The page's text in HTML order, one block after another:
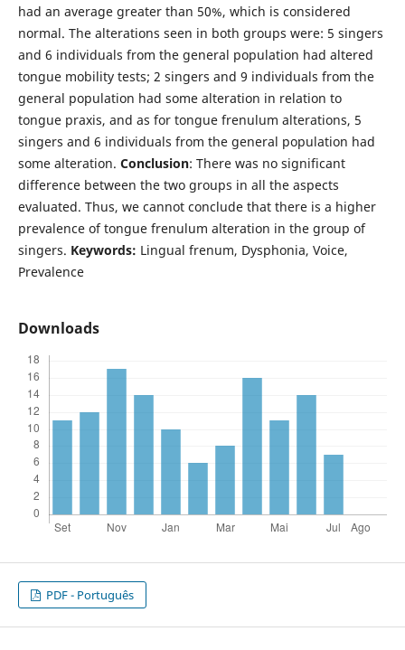
had an average greater than 50%, which is considered
normal. The alterations seen in both groups were: 5 singers
and 6 individuals from the general population had altered
tongue mobility tests; 2 singers and 9 individuals from the
general population had some alteration in relation to
tongue praxis, and as for tongue frenulum alterations, 5
singers and 6 individuals from the general population had
some alteration. Conclusion: There was no significant
difference between the two groups in all the aspects
evaluated. Thus, we cannot conclude that there is a higher
prevalence of tongue frenulum alteration in the group of
singers. Keywords: Lingual frenum, Dysphonia, Voice,
Prevalence
Downloads
PDF - Português